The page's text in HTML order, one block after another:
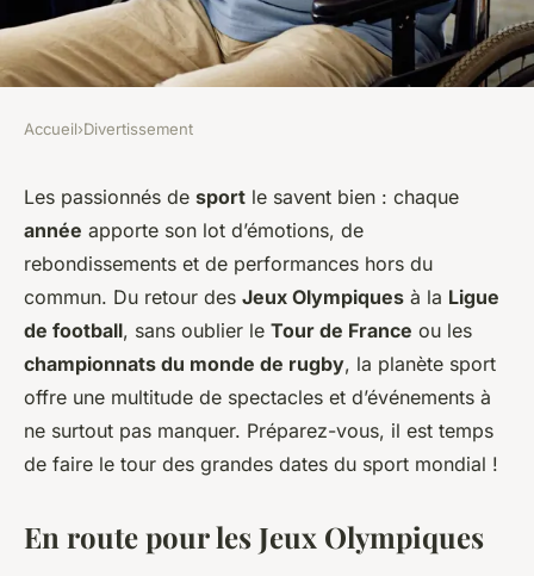
les événements sportifs
mondiaux à ne pas manquer
léonne•6 novembre 2023•6 min de lecture
Accueil›Divertissement
Les passionnés de sport le savent bien : chaque
année apporte son lot d’émotions, de
rebondissements et de performances hors du
commun. Du retour des Jeux Olympiques à la Ligue
de football, sans oublier le Tour de France ou les
championnats du monde de rugby, la planète sport
offre une multitude de spectacles et d’événements à
ne surtout pas manquer. Préparez-vous, il est temps
de faire le tour des grandes dates du sport mondial !
En route pour les Jeux Olympiques